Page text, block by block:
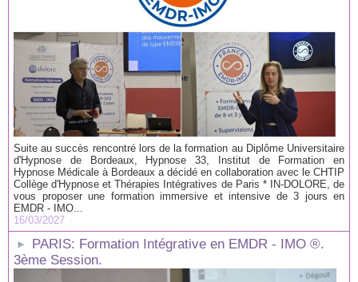
Suite au succès rencontré lors de la formation au Diplôme Universitaire
d'Hypnose de Bordeaux, Hypnose 33, Institut de Formation en
Hypnose Médicale à Bordeaux a décidé en collaboration avec le CHTIP
Collège d'Hypnose et Thérapies Intégratives de Paris * IN-DOLORE, de
vous proposer une formation immersive et intensive de 3 jours en
EMDR - IMO...
16/03/2027
PARIS: Formation Intégrative en EMDR - IMO ®.
3ème Session.